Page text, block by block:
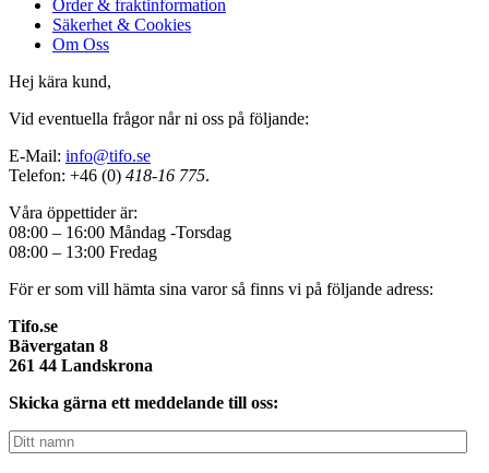
Order & fraktinformation
Säkerhet & Cookies
Om Oss
Hej kära kund,
Vid eventuella frågor når ni oss på följande:
E-Mail: info@tifo.se
Telefon: +46 (0) 418-16 775.
Våra öppettider är:
08:00 – 16:00 Måndag -Torsdag
08:00 – 13:00 Fredag
För er som vill hämta sina varor så finns vi på följande adress:
Tifo.se
Bävergatan 8
261 44 Landskrona
Skicka gärna ett meddelande till oss: